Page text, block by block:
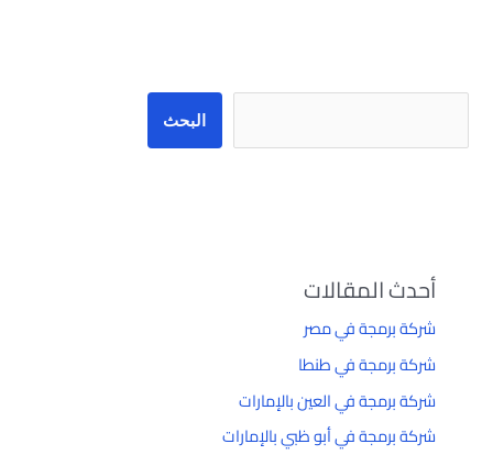
البحث
أحدث المقالات
شركة برمجة في مصر
شركة برمجة في طنطا
شركة برمجة في العين بالإمارات
شركة برمجة في أبو ظبي بالإمارات